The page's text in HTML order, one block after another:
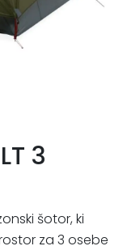
3
šotor, ki
za 3 osebe